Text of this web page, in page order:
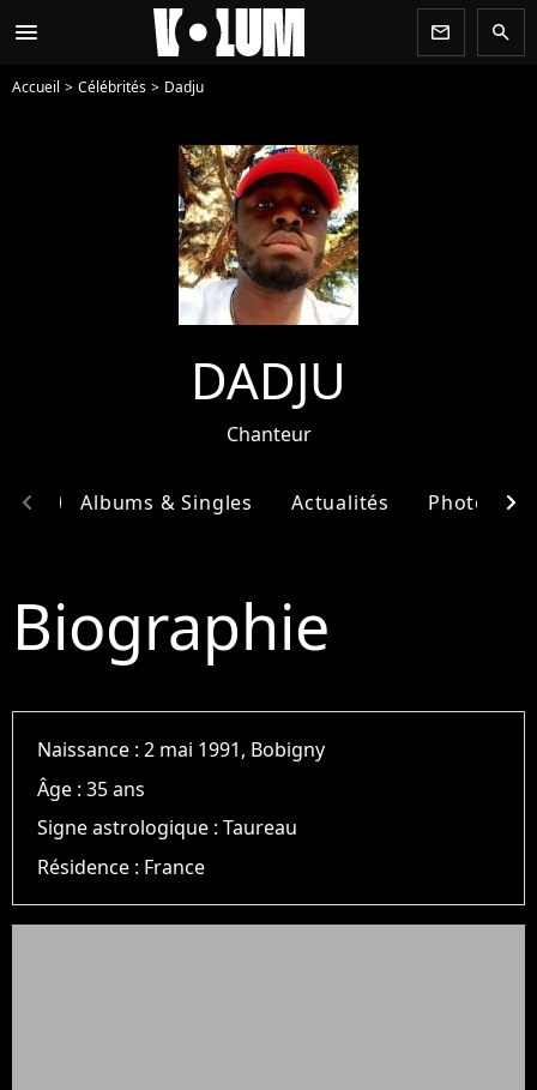
menu newsletter search
Accueil Célébrités Dadju
DADJU
Chanteur
Albums & Singles Actualités Photos
chevron_left chevron_right
Biographie
Naissance :2 mai 1991, Bobigny
Âge :35 ans
Signe astrologique :Taureau
Résidence : France